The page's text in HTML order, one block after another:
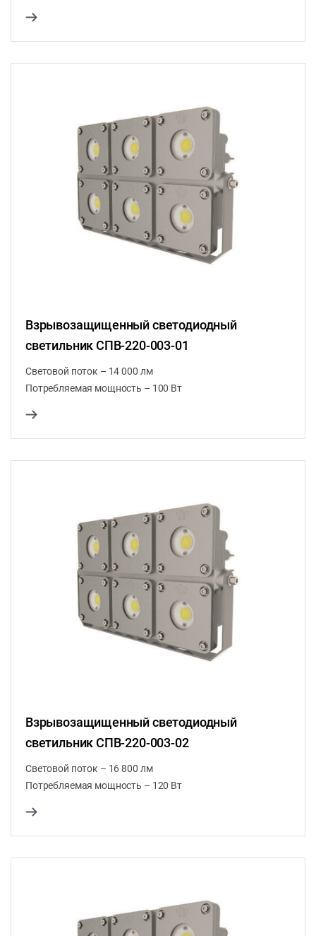
Взрывозащищенный светодиодный
светильник СПВ-220-003-01
Световой поток – 14 000 лм
Потребляемая мощность – 100 Вт
Взрывозащищенный светодиодный
светильник СПВ-220-003-02
Световой поток – 16 800 лм
Потребляемая мощность – 120 Вт